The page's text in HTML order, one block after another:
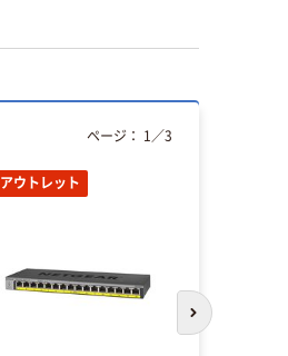
アウトレット
ページ： 1 ／3
次のスライド